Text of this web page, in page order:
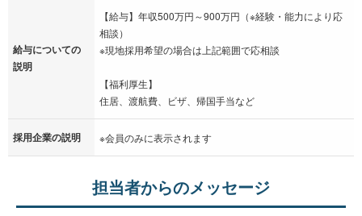
給与についての
説明
【給与】年収500万円～900万円（※経験・能力により応
相談）
※現地採用希望の場合は上記範囲で応相談
【福利厚生】
住居、渡航費、ビザ、帰国手当など
採用企業の説明 ※会員のみに表示されます
担当者からのメッセージ